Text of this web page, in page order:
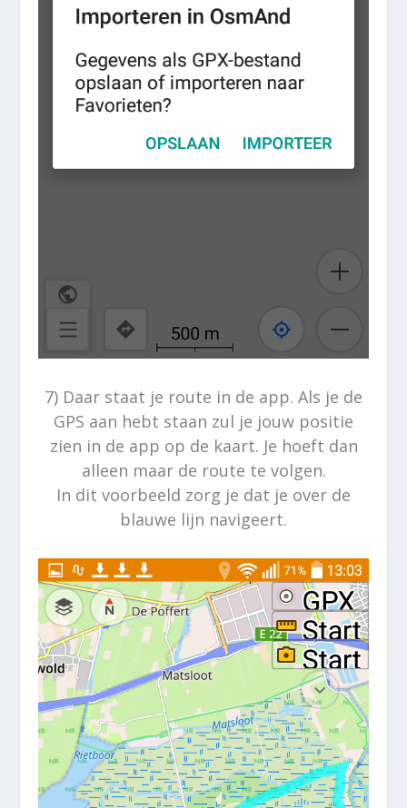
7) Daar staat je route in de app. Als je de
GPS aan hebt staan zul je jouw positie
zien in de app op de kaart. Je hoeft dan
alleen maar de route te volgen.
In dit voorbeeld zorg je dat je over de
blauwe lijn navigeert.